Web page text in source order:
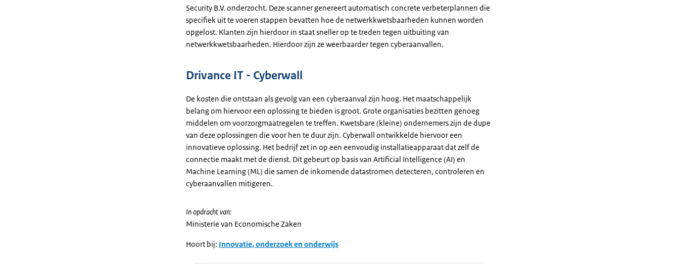
Security B.V. onderzocht. Deze scanner genereert automatisch concrete verbeterplannen die
specifiek uit te voeren stappen bevatten hoe de netwerkkwetsbaarheden kunnen worden
opgelost. Klanten zijn hierdoor in staat sneller op te treden tegen uitbuiting van
netwerkkwetsbaarheden. Hierdoor zijn ze weerbaarder tegen cyberaanvallen.
Drivance IT - Cyberwall
De kosten die ontstaan als gevolg van een cyberaanval zijn hoog. Het maatschappelijk
belang om hiervoor een oplossing te bieden is groot. Grote organisaties bezitten genoeg
middelen om voorzorgmaatregelen te treffen. Kwetsbare (kleine) ondernemers zijn de dupe
van deze oplossingen die voor hen te duur zijn. Cyberwall ontwikkelde hiervoor een
innovatieve oplossing. Het bedrijf zet in op een eenvoudig installatieapparaat dat zelf de
connectie maakt met de dienst. Dit gebeurt op basis van Artificial Intelligence (AI) en
Machine Learning (ML) die samen de inkomende datastromen detecteren, controleren en
cyberaanvallen mitigeren.
In opdracht van:
Ministerie van Economische Zaken
Hoort bij: Innovatie, onderzoek en onderwijs